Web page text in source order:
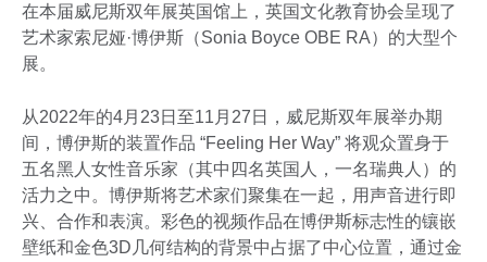
在本届威尼斯双年展英国馆上，英国文化教育协会呈现了
艺术家索尼娅·博伊斯（Sonia Boyce OBE RA）的大型个
展。
从2022年的4月23日至11月27日，威尼斯双年展举办期
间，博伊斯的装置作品 “Feeling Her Way” 将观众置身于
五名黑人女性音乐家（其中四名英国人，一名瑞典人）的
活力之中。博伊斯将艺术家们聚集在一起，用声音进行即
兴、合作和表演。彩色的视频作品在博伊斯标志性的镶嵌
壁纸和金色3D几何结构的背景中占据了中心位置，通过金